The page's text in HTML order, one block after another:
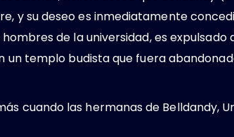
y su deseo es inmediatamente
de la universidad, es
un templo budista que fuera
cuando las hermanas de Belldandy,